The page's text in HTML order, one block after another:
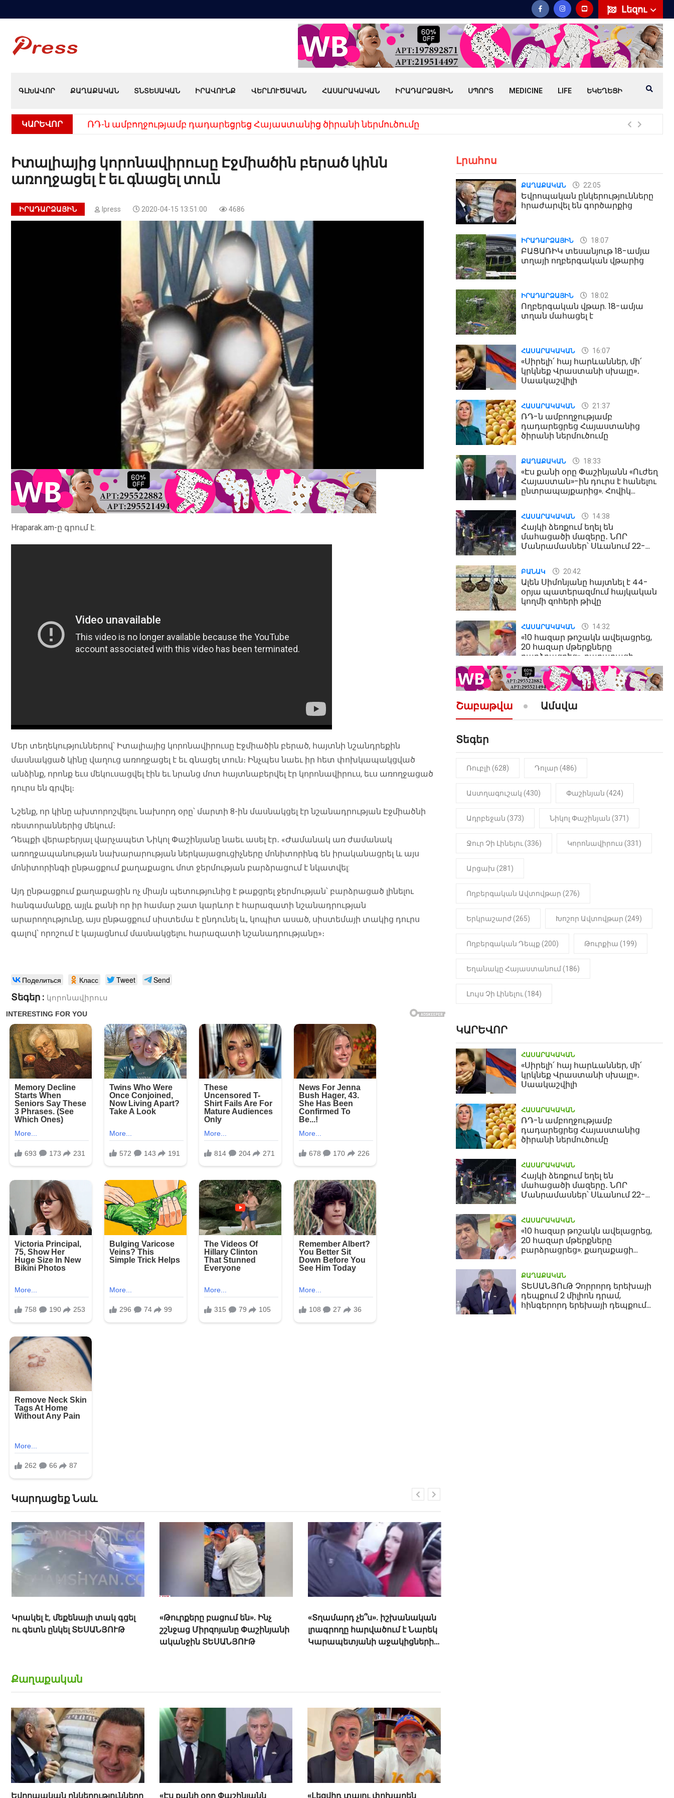
Լեզու
ԳԼԽԱՎՈՐ ՔԱՂԱՔԱԿԱՆ ՏՆՏԵՍԱԿԱՆ ԻՐԱՎՈՒՆՔ ՎԵՐԼՈՒԾԱԿԱՆ ՀԱՍԱՐԱԿԱԿԱՆ ԻՐԱԴԱՐՁԱՅԻՆ ՍՊՈՐՏ MEDICINE LIFE ԵԿԵՂԵՑԻ
ԿԱՐԵՎՈՐ ՌԴ-ն ամբողջությամբ դադարեցրեց Հայաստանից ծիրանի ներմուծումը
Իտալիայից կորոնավիրուսը Էջմիածին բերած կինն
առողջացել է եւ գնացել տուն
ԻՐԱԴԱՐՁԱՅԻՆ Ipress 2020-04-15 13:51:00 4686
Hraparak.am-ը գրում է.
Մեր տեղեկություններով՝ Իտալիայից կորոնավիրուսը Էջմիածին բերած, հայտնի նշանդրեքին
մասնակցած կինը վաղուց առողջացել է եւ գնացել տուն։ Ինչպես նաեւ իր հետ փոխկապակցված
անձինք, որոնք եւս մեկուսացվել էին եւ նրանց մոտ հայտնաբերվել էր կորոնավիրուս, եւս առողջացած
դուրս են գրվել։
Նշենք, որ կինը ախտորոշվելու նախորդ օրը՝ մարտի 8-ին մասնակցել էր նշանադրության Էջմիածնի
ռեստորաններից մեկում։
Դեպքի վերաբերյալ վարչապետ Նիկոլ Փաշինյանը նաեւ ասել էր․ «Ժամանակ առ ժամանակ
առողջապանության նախարարության ներկայացուցիչները մոնիտորինգ են իրականացրել և այս
մոնիտորինգի ընթացքում քաղաքացու մոտ ջերմության բարձրացում է նկատվել:
Այդ ընթացքում քաղաքացին ոչ միայն պետությունից է թաքցրել ջերմության՝ բարձրացած լինելու
հանգամանքը, այլև քանի որ իր համար շատ կարևոր է հարազատի նշանադրության
արարողությունը, այս ընթացքում սիստեմա է ընդունել և, կոպիտ ասած, սիստեմայի տակից դուրս
գալով՝ որոշում է կայացնում մասնակցելու հարազատի նշանադրությանը»։
Поделиться Класс Tweet Send
Տեգեր : կորոնավիրուս
Կարդացեք Նաև
Կրակել է, մեքենայի տակ գցել
ու գետն ընկել ՏԵՍԱՆՅՈՒԹ
«Թուրքերը բացում են». Ինչ
շշնջաց Միրզոյանը Փաշինյանի
ականջին ՏԵՍԱՆՅՈՒԹ
«Տղամարդ չե՞ս». իշխանական
լրագրողը հարվածում է Նարեկ
Կարապետյանի աջակիցներին,
Քաղաքական
Եվրոպական ընկերությունները «Էս քանի օրը Փաշինյանն «Լեզվիդ տալու փոխարեն
Լրահոս
ՔԱՂԱՔԱԿԱՆ 22:05
Եվրոպական ընկերությունները
հրաժարվել են գործարքից
ԻՐԱԴԱՐՁԱՅԻՆ 18:07
ԲԱՑԱՌԻԿ տեսանյութ 18-ամյա
տղայի ողբերգական վթարից
ԻՐԱԴԱՐՁԱՅԻՆ 18:02
Ողբերգական վթար. 18-ամյա
տղան մահացել է
ՀԱՍԱՐԱԿԱԿԱՆ 16:07
«Սիրելի՛ հայ հարևաններ, մի՛
կրկնեք Վրաստանի սխալը»․
Սաակաշվիլի
ՀԱՍԱՐԱԿԱԿԱՆ 21:37
ՌԴ-ն ամբողջությամբ
դադարեցրեց Հայաստանից
ծիրանի ներմուծումը
ՔԱՂԱՔԱԿԱՆ 18:33
«Էս քանի օրը Փաշինյանն «Ուժեղ
Հայաստան»-ին դուրս է հանելու
ընտրապայքարից». Հովիկ
ՀԱՍԱՐԱԿԱԿԱՆ 14:38
Հայկի ձեռքում եղել են
մահացածի մազերը․ ՆՈՐ
Մանրամասներ՝ Սևանում 22-
ԲԱՆԱԿ 20:42
Ալեն Սիմոնյանը հայտնել է 44-
օրյա պատերազմում հայկական
կողմի զոհերի թիվը
ՀԱՍԱՐԱԿԱԿԱՆ 14:32
«10 հազար թոշակն ավելացրեց,
20 հազար մթերքները
բարձրացրեց». քաղաքացի
(տեսանյութ)
ՔԱՂԱՔԱԿԱՆ 10:52
«Լեզվիդ տալու փոխարեն
արտաբերիր այս երկու
նախադասությունը»․ Իշխան
Նիկոլ Փաշինյան
ԻՐԱԴԱՐՁԱՅԻՆ 22:01
հայտնաբերվել է
մանկապղծության համար
մարմինը
Շաբաթվա Ամսվա
Տեգեր
Ռուբլի (628) Դոլար (486)
Աստղագուշակ (430) Փաշինյան (424)
Ադրբեջան (373) Նիկոլ Փաշինյան (371)
Ջուր Չի Լինելու (336) Կորոնավիրուս (331)
Արցախ (281)
Ողբերգական Ավտովթար (276)
Երկրաշարժ (265) Խոշոր Ավտովթար (249)
Ողբերգական Դեպք (200) Թուրքիա (199)
Եղանակը Հայաստանում (186)
Լույս Չի Լինելու (184)
ԿԱՐԵՎՈՐ
ՀԱՍԱՐԱԿԱԿԱՆ
«Սիրելի՛ հայ հարևաններ, մի՛
կրկնեք Վրաստանի սխալը»․
Սաակաշվիլի
ՀԱՍԱՐԱԿԱԿԱՆ
ՌԴ-ն ամբողջությամբ
դադարեցրեց Հայաստանից
ծիրանի ներմուծումը
ՀԱՍԱՐԱԿԱԿԱՆ
Հայկի ձեռքում եղել են
մահացածի մազերը․ ՆՈՐ
Մանրամասներ՝ Սևանում 22-
ՀԱՍԱՐԱԿԱԿԱՆ
«10 հազար թոշակն ավելացրեց,
20 հազար մթերքները
բարձրացրեց». քաղաքացի
ՔԱՂԱՔԱԿԱՆ
ՏԵՍԱՆՅՈւԹ Չորրորդ երեխայի
դեպքում 2 միլիոն դրամ,
հինգերորդ երեխայի դեպքում